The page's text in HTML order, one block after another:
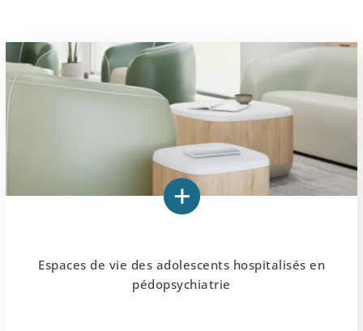
Espaces de vie des adolescents hospitalisés en
pédopsychiatrie